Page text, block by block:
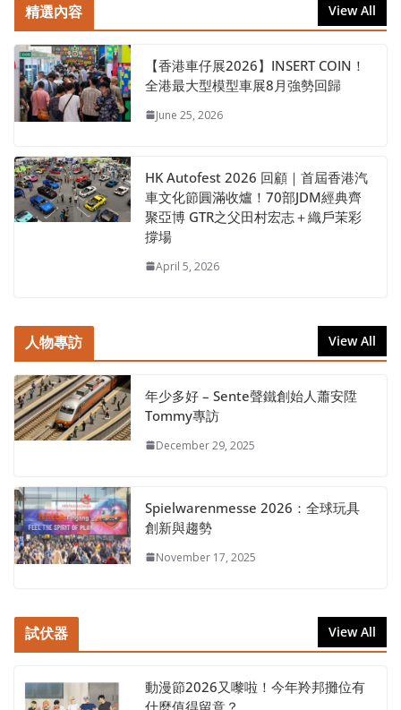
精選內容 View All
【香港車仔展2026】INSERT COIN！
全港最大型模型車展8月強勢回歸
June 25, 2026
HK Autofest 2026 回顧｜首屆香港汽
車文化節圓滿收爐！70部JDM經典齊
聚亞博 GTR之父田村宏志＋織戶茉彩
撐場
April 5, 2026
人物專訪 View All
年少多好 – Sente聲鐵創始人蕭安陞
Tommy專訪
December 29, 2025
Spielwarenmesse 2026：全球玩具
創新與趨勢
November 17, 2025
試伏器 View All
動漫節2026又嚟啦！今年羚邦攤位有
什麼值得留意？